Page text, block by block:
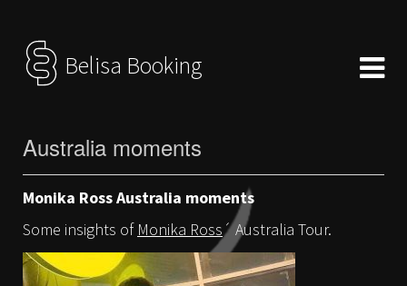
Belisa Booking
Australia moments
Monika Ross Australia moments
Some insights of Monika Ross´ Australia Tour.